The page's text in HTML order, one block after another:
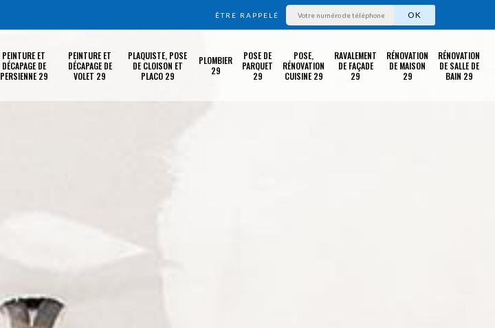
ÊTRE RAPPELÉ
PEINTURE ET
DÉCAPAGE DE
PERSIENNE 29
PEINTURE ET
DÉCAPAGE DE
VOLET 29
PLAQUISTE, POSE
DE CLOISON ET
PLACO 29
PLOMBIER
29
POSE DE
PARQUET
29
POSE,
RÉNOVATION
CUISINE 29
RAVALEMENT
DE FAÇADE
29
RÉNOVATION
DE MAISON
29
RÉNOVATION
DE SALLE DE
BAIN 29